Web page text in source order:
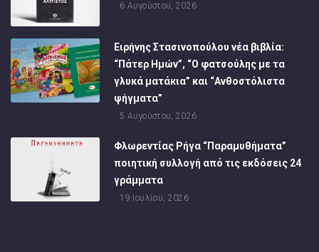
6 Αυγούστου, 2026
Ειρήνης Στασινοπούλου νέα βιβλία:
“Πάτερ Ημών”, “Ο φατσούλης με τα
γλυκά ματάκια” και “Ανθοστόλιστα
ψήγματα”
5 Αυγούστου, 2026
Φλωρεντίας Ρήγα “Παραμυθήματα”
ποιητική συλλογή από τις εκδόσεις 24
γράμματα
19 Ιουλίου, 2026